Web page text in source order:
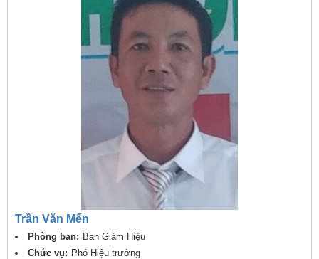
Trần Văn Mến
Phòng ban: Ban Giám Hiệu
Chức vụ: Phó Hiệu trưởng